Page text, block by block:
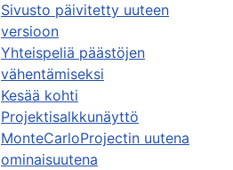
Sivusto päivitetty uuteen
versioon
Yhteispeliä päästöjen
vähentämiseksi
Kesää kohti
Projektisalkkunäyttö
MonteCarloProjectin uutena
ominaisuutena